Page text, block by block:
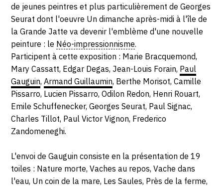
de jeunes peintres et plus particulièrement de Georges
Seurat dont l'oeuvre Un dimanche après-midi à l'île de
la Grande Jatte va devenir l'emblème d'une nouvelle
peinture : le Néo-impressionnisme.
Participent à cette exposition : Marie Bracquemond,
Mary Cassatt, Edgar Degas, Jean-Louis Forain, Paul
Gauguin,Armand Guillaumin, Berthe Morisot, Camille
Pissarro, Lucien Pissarro, Odilon Redon, Henri Rouart,
Emile Schuffenecker, Georges Seurat, Paul Signac,
Charles Tillot, Paul Victor Vignon, Frederico
Zandomeneghi.
L'envoi de Gauguin consiste en la présentation de 19
toiles : Nature morte, Vaches au repos, Vache dans
l'eau, Un coin de la mare, Les Saules, Près de la ferme,